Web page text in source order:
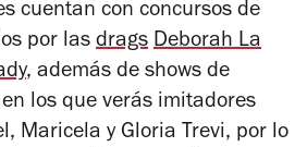
cuentan con concursos de
por las drags Deborah La
, además de shows de
los que verás imitadores
Maricela y Gloria Trevi, por lo